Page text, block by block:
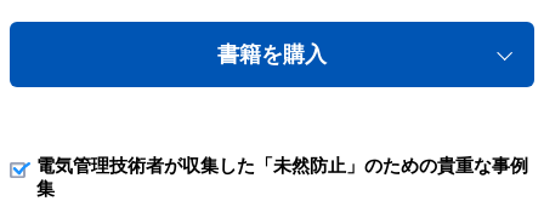
書籍を購入
電気管理技術者が収集した「未然防止」のための貴重な事例
集